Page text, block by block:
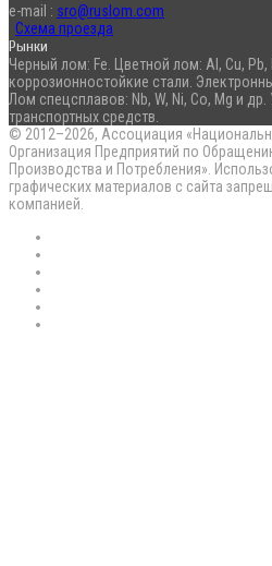
e-mail : sro@ruslom.com
Схема проезда
Рынки
Черный лом: Fe. Цветной лом: Al, Cu, Pb,
коррозионностойкие стали.
Лом спецсплавов: Nb, W, Ni, Co, Mg и др.
транспортных средств.
© 2012–2026, Ассоциация
Организация Предприятий по
Производства и Потребления».
графических материалов с сайта
компанией.